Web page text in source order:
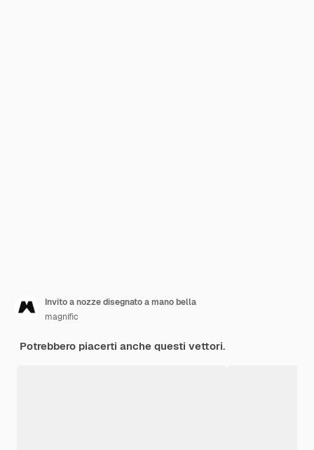
Invito a nozze disegnato a mano bella
magnific
Potrebbero piacerti anche questi vettori.